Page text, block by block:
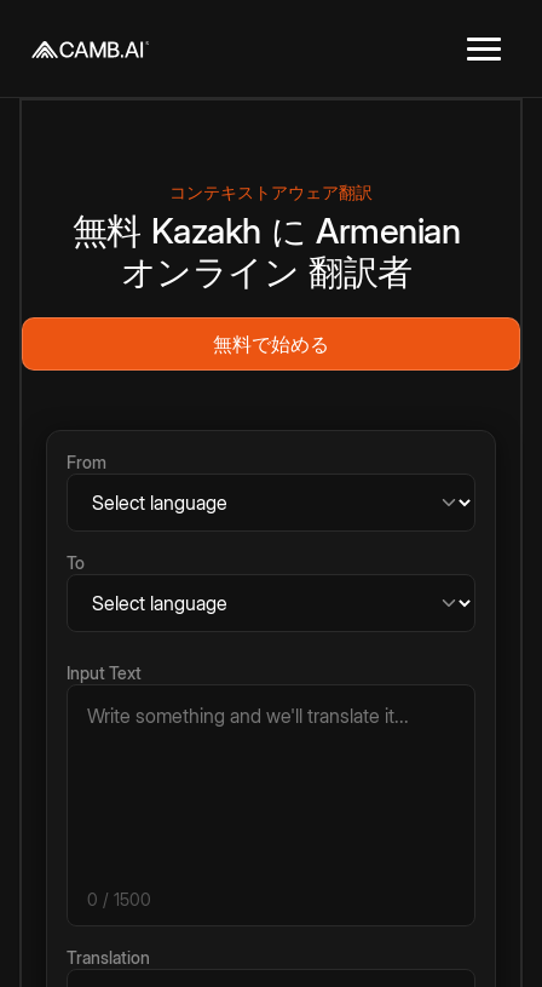
コンテキストアウェア翻訳
無料 Kazakh に Armenian
オンライン 翻訳者
無料で始める
From
To
Input Text
0 / 1500
Translation